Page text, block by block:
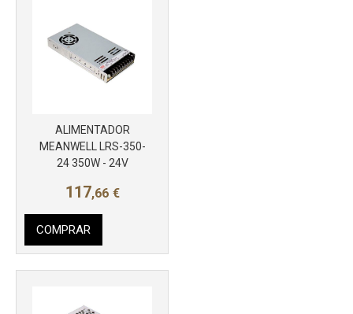
ALIMENTADOR
MEANWELL LRS-350-
24 350W - 24V
117,66 €
COMPRAR
Más info